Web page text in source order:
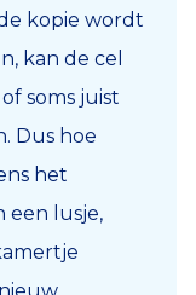
kopie wordt
kan de cel
soms juist
Dus hoe
het
een lusje,